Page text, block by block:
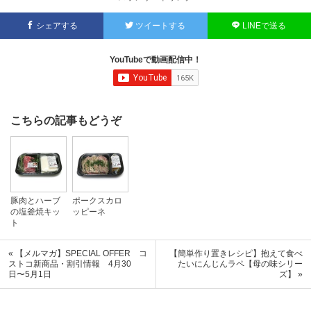
シェアする ツイートする LINEで送る
YouTubeで動画配信中！
こちらの記事もどうぞ
豚肉とハーブ
の塩釜焼キッ
ト
ポークスカロ
ッピーネ
« 【メルマガ】SPECIAL OFFER コ
ストコ新商品・割引情報 4月30
日〜5月1日
【簡単作り置きレシピ】抱えて食べ
たいにんじんラペ【母の味シリー
ズ】 »